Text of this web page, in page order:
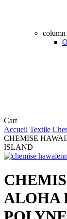
column
CartClose
Cart
Accueil Textile
CHEMISE
ISLAND
ALOHA